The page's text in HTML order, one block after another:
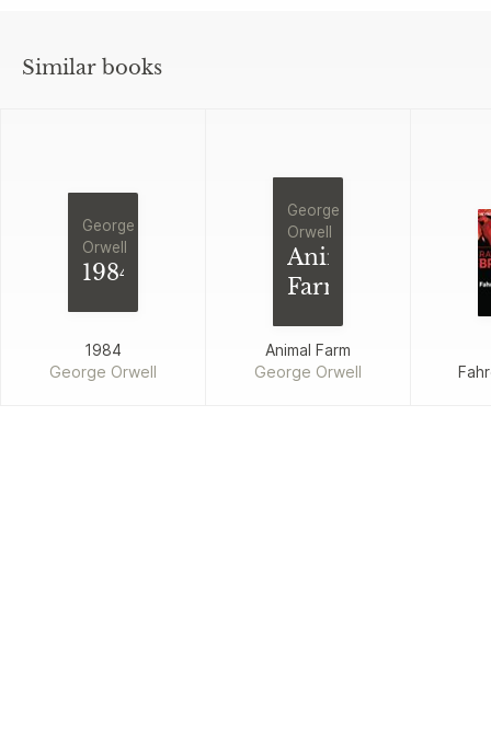
Similar books
George
Orwell
1984
1984
George Orwell
George
Orwell
Animal
Farm
Animal Farm
George Orwell